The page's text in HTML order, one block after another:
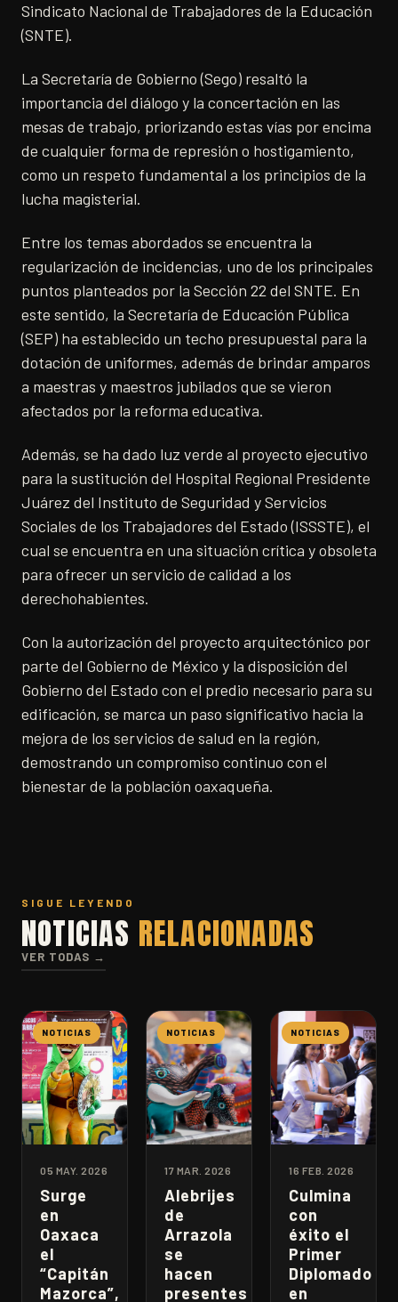
Sindicato Nacional de Trabajadores de la Educación
(SNTE).
La Secretaría de Gobierno (Sego) resaltó la
importancia del diálogo y la concertación en las
mesas de trabajo, priorizando estas vías por encima
de cualquier forma de represión o hostigamiento,
como un respeto fundamental a los principios de la
lucha magisterial.
Entre los temas abordados se encuentra la
regularización de incidencias, uno de los principales
puntos planteados por la Sección 22 del SNTE. En
este sentido, la Secretaría de Educación Pública
(SEP) ha establecido un techo presupuestal para la
dotación de uniformes, además de brindar amparos
a maestras y maestros jubilados que se vieron
afectados por la reforma educativa.
Además, se ha dado luz verde al proyecto ejecutivo
para la sustitución del Hospital Regional Presidente
Juárez del Instituto de Seguridad y Servicios
Sociales de los Trabajadores del Estado (ISSSTE), el
cual se encuentra en una situación crítica y obsoleta
para ofrecer un servicio de calidad a los
derechohabientes.
Con la autorización del proyecto arquitectónico por
parte del Gobierno de México y la disposición del
Gobierno del Estado con el predio necesario para su
edificación, se marca un paso significativo hacia la
mejora de los servicios de salud en la región,
demostrando un compromiso continuo con el
bienestar de la población oaxaqueña.
SIGUE LEYENDO
NOTICIAS RELACIONADAS
VER TODAS →
NOTICIAS
05 MAY. 2026
Surge
en
Oaxaca
el
“Capitán
Mazorca”,
NOTICIAS
17 MAR. 2026
Alebrijes
de
Arrazola
se
hacen
presentes
NOTICIAS
16 FEB. 2026
Culmina
con
éxito el
Primer
Diplomado
en